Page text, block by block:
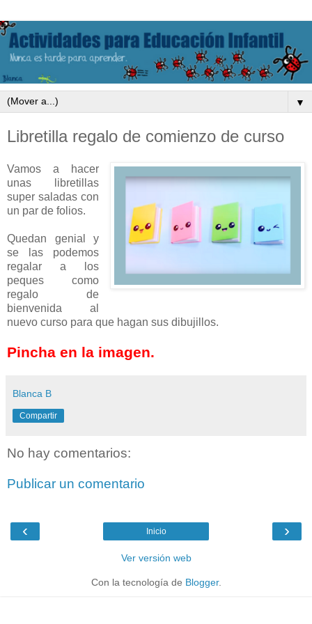
▼
Libretilla regalo de comienzo de curso
Vamos a hacer
unas libretillas
super saladas con
un par de folios.
Quedan genial y
se las podemos
regalar a los
peques como
regalo de
bienvenida al
nuevo curso para que hagan sus dibujillos.
Pincha en la imagen.
Blanca B
Compartir
No hay comentarios:
Publicar un comentario
‹ ›
Inicio
Ver versión web
Con la tecnología de Blogger.